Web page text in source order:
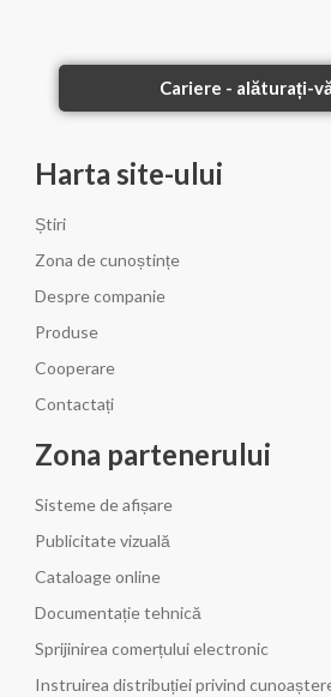
Cariere - alăturați-
Harta site-ului
Știri
Zona de cunoștințe
Despre companie
Produse
Cooperare
Contactați
Zona partenerului
Sisteme de afișare
Publicitate vizuală
Cataloage online
Documentație tehnică
Sprijinirea comerțului electronic
Instruirea distribuției privind